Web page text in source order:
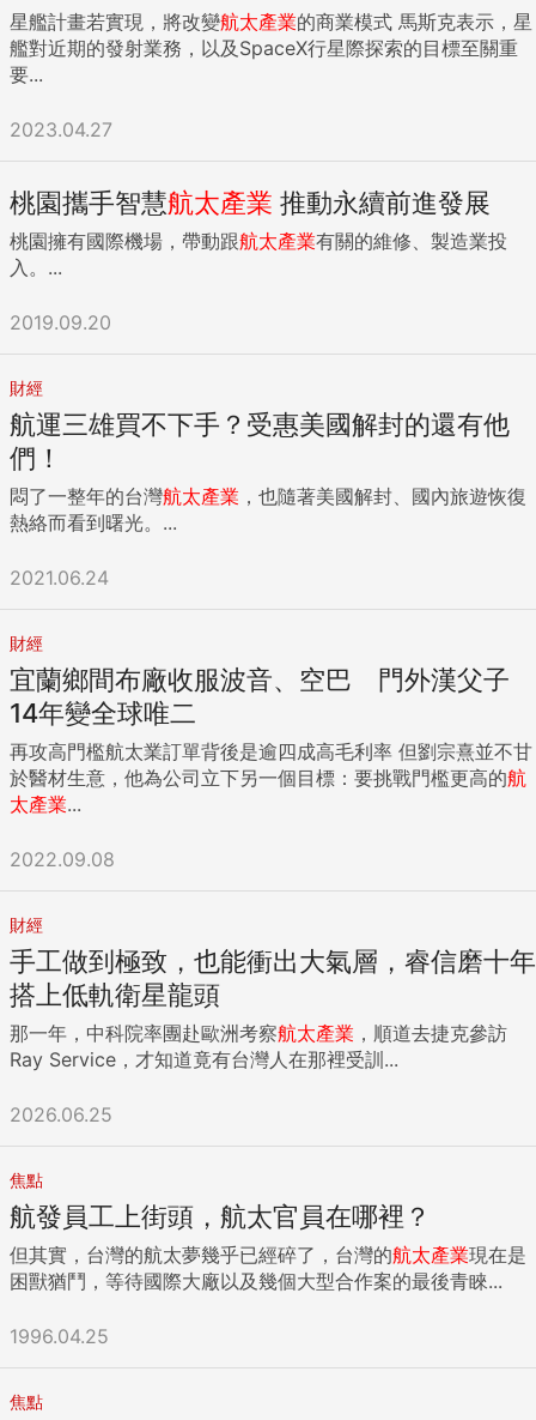
星艦計畫若實現，將改變航太產業的商業模式 馬斯克表示，星
艦對近期的發射業務，以及SpaceX行星際探索的目標至關重
要...
2023.04.27
桃園攜手智慧航太產業 推動永續前進發展
桃園擁有國際機場，帶動跟航太產業有關的維修、製造業投
入。...
2019.09.20
財經
航運三雄買不下手？受惠美國解封的還有他
們！
悶了一整年的台灣航太產業 ，也隨著美國解封、國內旅遊恢復
熱絡而看到曙光。...
2021.06.24
財經
宜蘭鄉間布廠收服波音、空巴 門外漢父子
14年變全球唯二
再攻高門檻航太業訂單背後是逾四成高毛利率 但劉宗熹並不甘
於醫材生意，他為公司立下另一個目標：要挑戰門檻更高的航
太產業...
2022.09.08
財經
手工做到極致，也能衝出大氣層，睿信磨十年
搭上低軌衛星龍頭
那一年，中科院率團赴歐洲考察航太產業 ，順道去捷克參訪
Ray Service，才知道竟有台灣人在那裡受訓...
2026.06.25
焦點
航發員工上街頭，航太官員在哪裡？
但其實，台灣的航太夢幾乎已經碎了，台灣的航太產業現在是
困獸猶鬥，等待國際大廠以及幾個大型合作案的最後青睞...
1996.04.25
焦點